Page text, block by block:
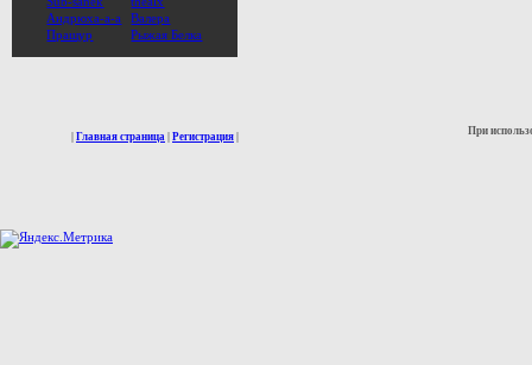
Андрюха-а-а
Валера
Пращур
Рыжая Белка
Главная страница Регистрация При